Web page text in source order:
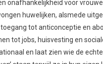
om die rechten te
bij soortgelijke
de distributie van voedsel,
waar de staat zich terugtrekt